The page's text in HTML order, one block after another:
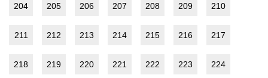
204 205 206 207 208 209 210
211 212 213 214 215 216 217
218 219 220 221 222 223 224